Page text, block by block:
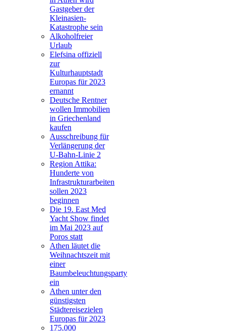
Gastgeber der
Kleinasien-
Katastrophe sein
Alkoholfreier
Urlaub
Elefsina offiziell
zur
Kulturhauptstadt
Europas für 2023
ernannt
Deutsche Rentner
wollen Immobilien
in Griechenland
kaufen
Ausschreibung für
Verlängerung der
U-Bahn-Linie 2
Region Attika:
Hunderte von
Infrastrukturarbeiten
sollen 2023
beginnen
Die 19. East Med
Yacht Show findet
im Mai 2023 auf
Poros statt
Athen läutet die
Weihnachtszeit mit
einer
Baumbeleuchtungsparty
ein
Athen unter den
günstigsten
Städtereisezielen
Europas für 2023
175.000